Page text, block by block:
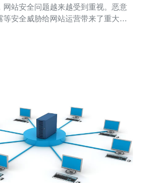
网站安全问题越来越受到重视。恶意
等安全威胁给网站运营带来了重大风
为亚洲的金融中心